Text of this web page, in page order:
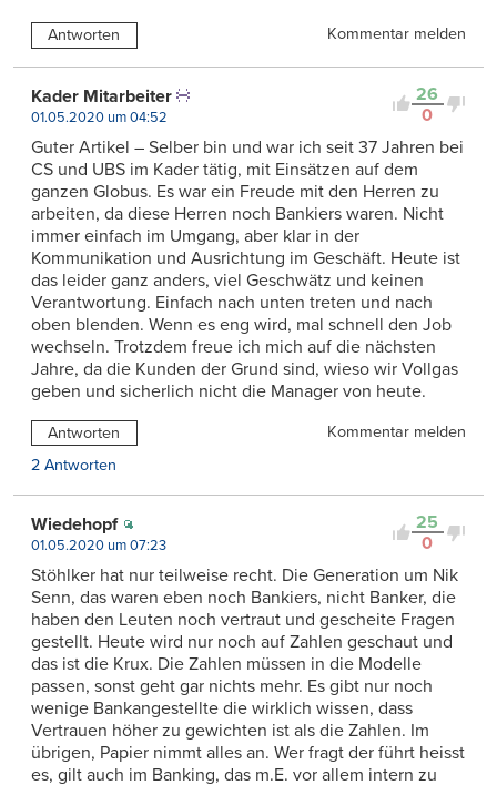
Antworten Kommentar melden
26
0
Kader Mitarbeiter
01.05.2020 um 04:52
Guter Artikel – Selber bin und war ich seit 37 Jahren bei
CS und UBS im Kader tätig, mit Einsätzen auf dem
ganzen Globus. Es war ein Freude mit den Herren zu
arbeiten, da diese Herren noch Bankiers waren. Nicht
immer einfach im Umgang, aber klar in der
Kommunikation und Ausrichtung im Geschäft. Heute ist
das leider ganz anders, viel Geschwätz und keinen
Verantwortung. Einfach nach unten treten und nach
oben blenden. Wenn es eng wird, mal schnell den Job
wechseln. Trotzdem freue ich mich auf die nächsten
Jahre, da die Kunden der Grund sind, wieso wir Vollgas
geben und sicherlich nicht die Manager von heute.
Antworten
Kommentar melden
2 Antworten
25
0
Wiedehopf
01.05.2020 um 07:23
Stöhlker hat nur teilweise recht. Die Generation um Nik
Senn, das waren eben noch Bankiers, nicht Banker, die
haben den Leuten noch vertraut und gescheite Fragen
gestellt. Heute wird nur noch auf Zahlen geschaut und
das ist die Krux. Die Zahlen müssen in die Modelle
passen, sonst geht gar nichts mehr. Es gibt nur noch
wenige Bankangestellte die wirklich wissen, dass
Vertrauen höher zu gewichten ist als die Zahlen. Im
übrigen, Papier nimmt alles an. Wer fragt der führt heisst
es, gilt auch im Banking, das m.E. vor allem intern zu